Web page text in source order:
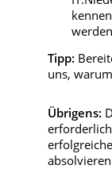
Tipp:
uns,
Übrigens: